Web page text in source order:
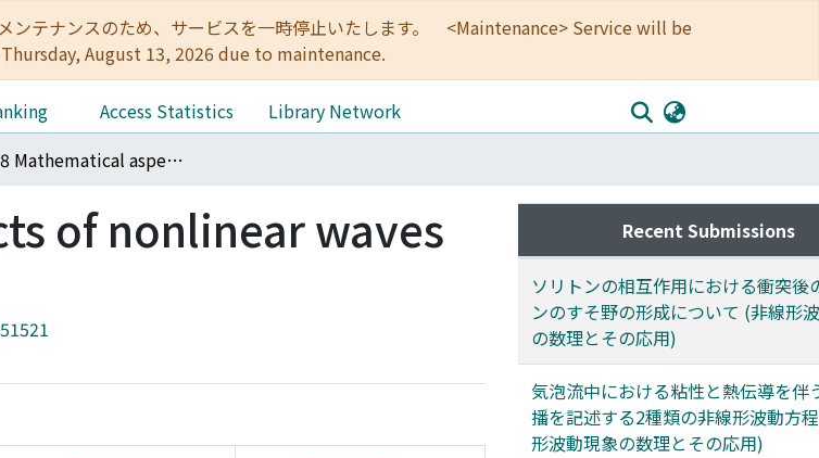
ンテナンスのため、サービスを一時停止いたします。 <Maintenance> Service will be
August 13, 2026 due to maintenance.
Access Statistics
Library Network
2128 Mathematical aspects of nonlinear waves and their applications
of nonlinear waves
Recent Submissions
ソリトンの相互作用における衝突後
ンのすそ野の形成について (非線形
の数理とその応用)
気泡流中における粘性と熱伝導を伴
播を記述する2種類の非線形波動方
形波動現象の数理とその応用)